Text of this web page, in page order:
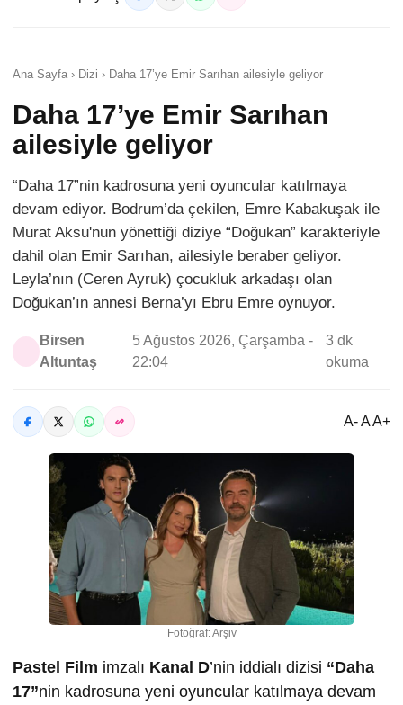
Ana Sayfa › Dizi › Daha 17’ye Emir Sarıhan ailesiyle geliyor
Daha 17’ye Emir Sarıhan
ailesiyle geliyor
“Daha 17”nin kadrosuna yeni oyuncular katılmaya
devam ediyor. Bodrum’da çekilen, Emre Kabakuşak ile
Murat Aksu'nun yönettiği diziye “Doğukan” karakteriyle
dahil olan Emir Sarıhan, ailesiyle beraber geliyor.
Leyla’nın (Ceren Ayruk) çocukluk arkadaşı olan
Doğukan’ın annesi Berna’yı Ebru Emre oynuyor.
Birsen
Altuntaş
5 Ağustos 2026, Çarşamba -
22:04
3 dk
okuma
A- A A+
Fotoğraf: Arşiv
Pastel Film imzalı Kanal D’nin iddialı dizisi “Daha
17”nin kadrosuna yeni oyuncular katılmaya devam